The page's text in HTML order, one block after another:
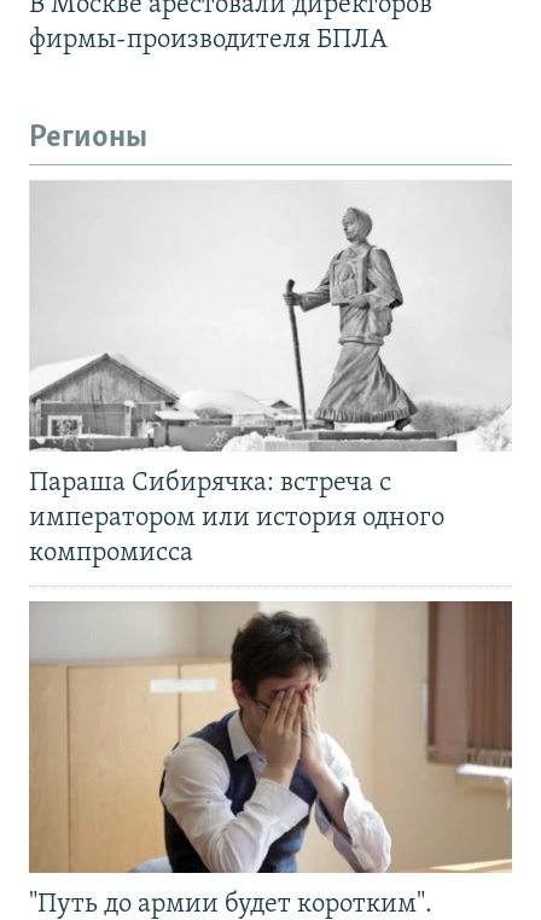
фирмы-производителя БПЛА
Регионы
Параша Сибирячка: встреча с
императором или история одного
компромисса
"Путь до армии будет коротким".